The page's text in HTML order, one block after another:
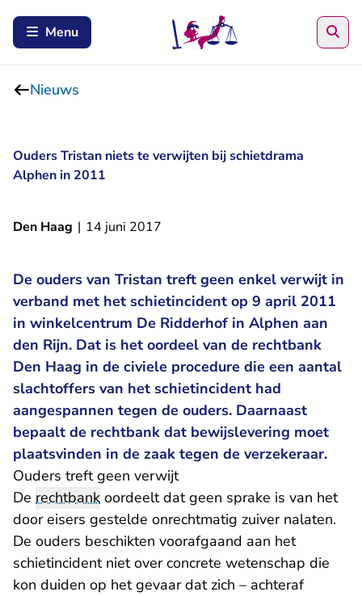
Menu
Nieuws
Ouders Tristan niets te verwijten bij schietdrama
Alphen in 2011
Den Haag | 14 juni 2017
De ouders van Tristan treft geen enkel verwijt in
verband met het schietincident op 9 april 2011
in winkelcentrum De Ridderhof in Alphen aan
den Rijn. Dat is het oordeel van de rechtbank
Den Haag in de civiele procedure die een aantal
slachtoffers van het schietincident had
aangespannen tegen de ouders. Daarnaast
bepaalt de rechtbank dat bewijslevering moet
plaatsvinden in de zaak tegen de verzekeraar.
Ouders treft geen verwijt
De rechtbank oordeelt dat geen sprake is van het
door eisers gestelde onrechtmatig zuiver nalaten.
De ouders beschikten voorafgaand aan het
schietincident niet over concrete wetenschap die
kon duiden op het gevaar dat zich – achteraf